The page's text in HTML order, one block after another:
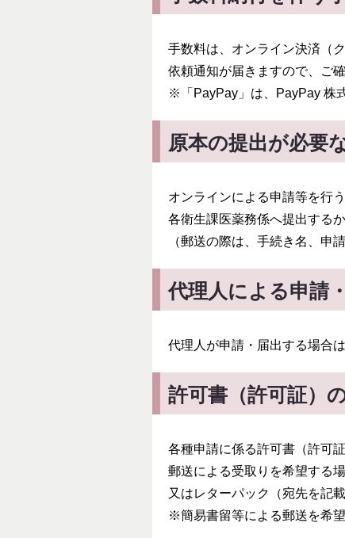
手数料は、オンライン決済（
依頼通知が届きますので、ご確
※「PayPay」は、PayPay 株
原本の提出が必要
オンラインによる申請等を行
各衛生課医薬務係へ提出する
（郵送の際は、手続き名、申
代理人による申請
代理人が申請・届出する場合
許可書（許可証）
各種申請に係る許可書（許可
郵送による受取りを希望する
又はレターパック（宛先を記
※簡易書留等による郵送を希